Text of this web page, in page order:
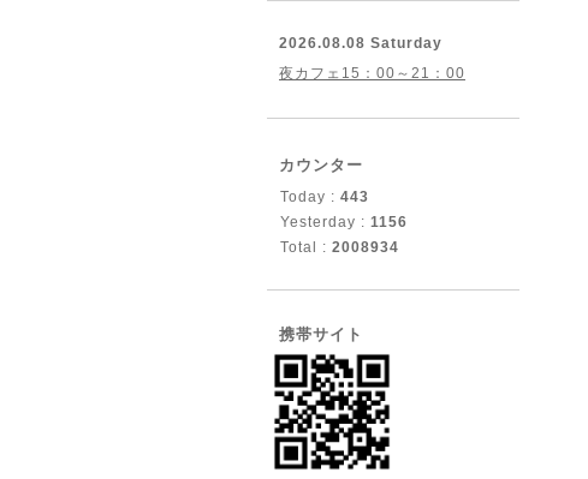
2026.08.08 Saturday
夜カフェ15：00～21：00
カウンター
Today : 443
Yesterday : 1156
Total : 2008934
携帯サイト